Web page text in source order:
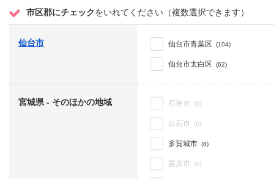
市区郡にチェックをいれてください（複数選択できます）
仙台市 仙台市青葉区 (104)
仙台市太白区 (62)
宮城県 - そのほかの地域 石巻市 (0)
白石市 (0)
多賀城市 (8)
栗原市 (0)